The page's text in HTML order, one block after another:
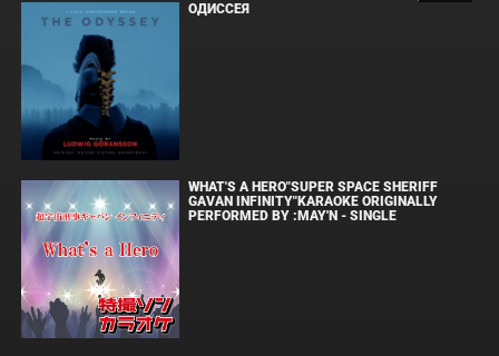
ОДИССЕЯ
WHAT'S A HERO"SUPER SPACE SHERIFF
GAVAN INFINITY"KARAOKE ORIGINALLY
PERFORMED BY :MAY'N - SINGLE